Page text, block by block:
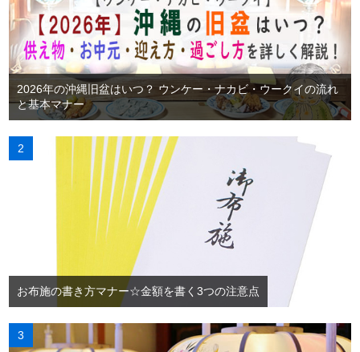
2026年の沖縄旧盆はいつ？ ウンケー・ナカビ・ウークイの流れ
と基本マナー
お布施の書き方マナー☆金額を書く3つの注意点